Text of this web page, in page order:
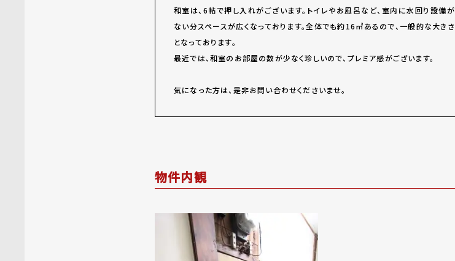
和室は、6帖で押し入れがございます。トイレやお風呂など、室内に水回り設備が
ない分スペースが広くなっております。全体でも約16㎡あるので、一般的な大きさ
となっております。
最近では、和室のお部屋の数が少なく珍しいので、プレミア感がございます。
気になった方は、是非お問い合わせくださいませ。
物件内観